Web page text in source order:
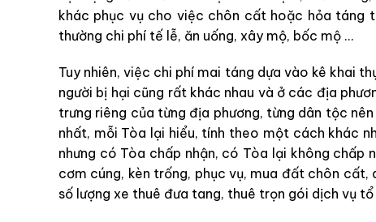
khác phục vụ cho việc chôn cất hoặc hỏa táng
thường chi phí tế lễ, ăn uống, xây mộ, bốc mộ …
Tuy nhiên, việc chi phí mai táng dựa vào kê khai
người bị hại cũng rất khác nhau và ở các địa
trưng riêng của từng địa phương, từng dân tộc
nhất, mỗi Tòa lại hiểu, tính theo một cách khác
nhưng có Tòa chấp nhận, có Tòa lại không
cơm cúng, kèn trống, phục vụ, mua đất chôn
số lượng xe thuê đưa tang, thuê trọn gói dịch vụ